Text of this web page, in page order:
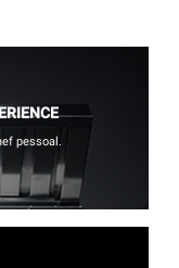
pessoal.